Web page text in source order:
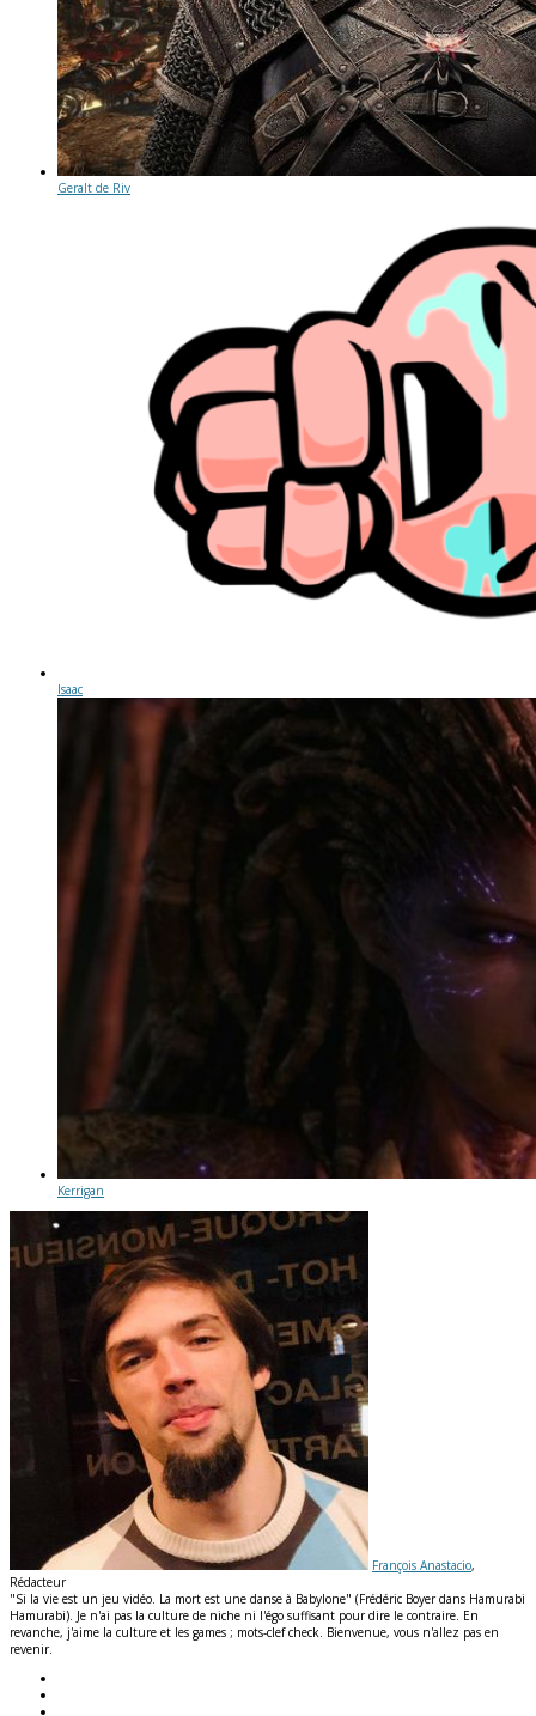
Geralt de Riv
Isaac
Kerrigan
François Anastacio,
Rédacteur
"Si la vie est un jeu vidéo. La mort est une danse à Babylone" (Frédéric Boyer dans Hamurabi
Hamurabi). Je n'ai pas la culture de niche ni l'égo suffisant pour dire le contraire. En
revanche, j'aime la culture et les games ; mots-clef check. Bienvenue, vous n'allez pas en
revenir.